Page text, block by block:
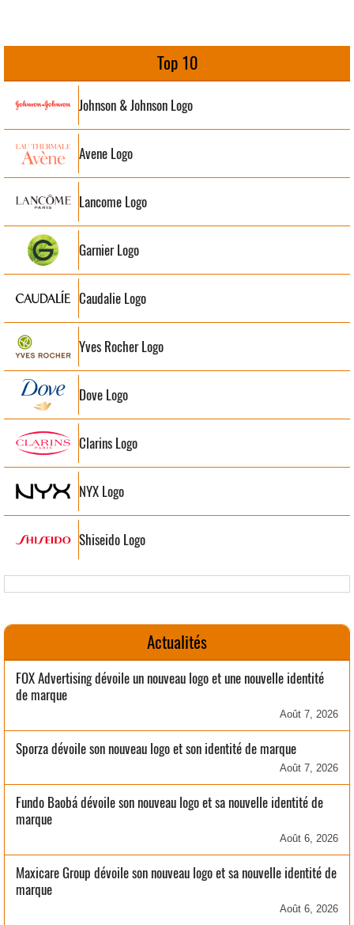
Top 10
Johnson & Johnson Logo
Avene Logo
Lancome Logo
Garnier Logo
Caudalie Logo
Yves Rocher Logo
Dove Logo
Clarins Logo
NYX Logo
Shiseido Logo
Actualités
FOX Advertising dévoile un nouveau logo et une nouvelle identité
de marque
Août 7, 2026
Sporza dévoile son nouveau logo et son identité de marque
Août 7, 2026
Fundo Baobá dévoile son nouveau logo et sa nouvelle identité de
marque
Août 6, 2026
Maxicare Group dévoile son nouveau logo et sa nouvelle identité de
marque
Août 6, 2026